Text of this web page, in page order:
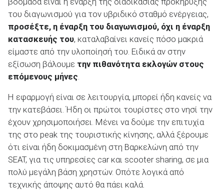
του διαγωνισμού για τον υβριδικό σταθμό ενέργειας,
προσέξτε, η έναρξη του διαγωνισμού, όχι η έναρξη
κατασκευής του, καταλαβαίνει κανείς πόσο μακριά
είμαστε από την υλοποίησή του. Ειδικά αν στην
εξίσωση βάλουμε την πιθανότητα εκλογών στους
επόμενους μήνες
Η εφαρμογή είναι σε λειτουργία, μπορεί ήδη κανείς να
την κατεβάσει. Ήδη οι πρώτοι τουρίστες στο νησί την
έχουν χρησιμοποιήσει. Μένει να δούμε την επιτυχία
της στο peak της τουριστικής κίνησης, αλλά ξέρουμε
ότι είναι ήδη δοκιμασμένη στη Βαρκελώνη από την
SEAT, για τις υπηρεσίες car και scooter sharing, σε μια
πολύ μεγάλη βάση χρηστών. Οπότε λογικά από
τεχνικής άποψης αυτό θα πάει καλά.